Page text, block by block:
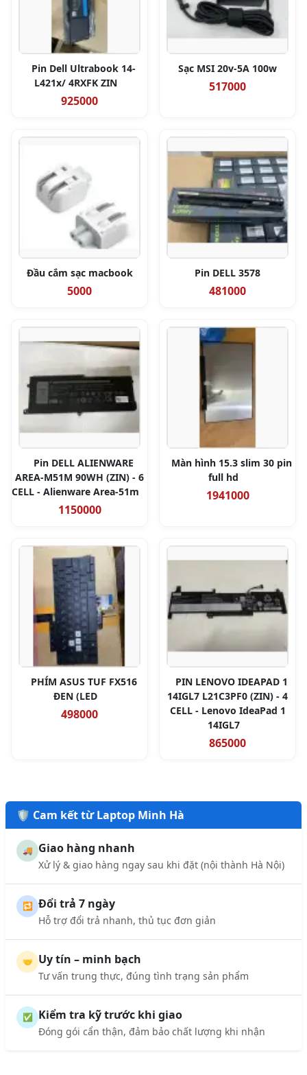
Pin Dell Ultrabook 14-
L421x/ 4RXFK ZIN
925000
Sạc MSI 20v-5A 100w
517000
Đầu cắm sạc macbook
5000
Pin DELL 3578
481000
Pin DELL ALIENWARE
AREA-M51M 90WH (ZIN) - 6
CELL - Alienware Area-51m
1150000
Màn hình 15.3 slim 30 pin
full hd
1941000
PHÍM ASUS TUF FX516
ĐEN (LED
498000
PIN LENOVO IDEAPAD 1
14IGL7 L21C3PF0 (ZIN) - 4
CELL - Lenovo IdeaPad 1
14IGL7
865000
🛡️ Cam kết từ Laptop Minh Hà
🚚 Giao hàng nhanh
Xử lý & giao hàng ngay sau khi đặt (nội thành Hà Nội)
🔁 Đổi trả 7 ngày
Hỗ trợ đổi trả nhanh, thủ tục đơn giản
🤝 Uy tín – minh bạch
Tư vấn trung thực, đúng tình trạng sản phẩm
✅ Kiểm tra kỹ trước khi giao
Đóng gói cẩn thận, đảm bảo chất lượng khi nhận